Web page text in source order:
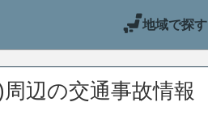
地域で探す
辺の交通事故情報